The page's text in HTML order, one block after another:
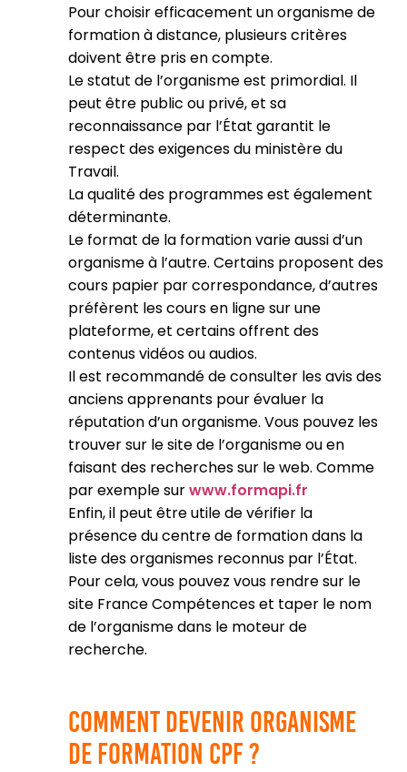
Pour choisir efficacement un organisme de
formation à distance, plusieurs critères
doivent être pris en compte.
Le statut de l’organisme est primordial. Il
peut être public ou privé, et sa
reconnaissance par l’État garantit le
respect des exigences du ministère du
Travail.
La qualité des programmes est également
déterminante.
Le format de la formation varie aussi d’un
organisme à l’autre. Certains proposent des
cours papier par correspondance, d’autres
préfèrent les cours en ligne sur une
plateforme, et certains offrent des
contenus vidéos ou audios.
Il est recommandé de consulter les avis des
anciens apprenants pour évaluer la
réputation d’un organisme. Vous pouvez les
trouver sur le site de l’organisme ou en
faisant des recherches sur le web. Comme
par exemple surwww.formapi.fr
Enfin, il peut être utile de vérifier la
présence du centre de formation dans la
liste des organismes reconnus par l’État.
Pour cela, vous pouvez vous rendre sur le
site France Compétences et taper le nom
de l’organisme dans le moteur de
recherche.
Comment devenir organisme
de formation cpf ?